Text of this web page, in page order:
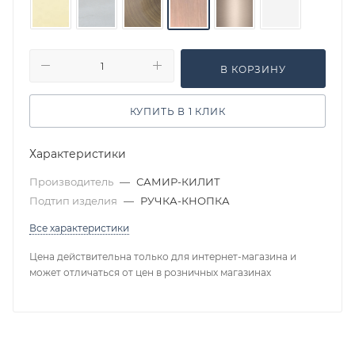
В КОРЗИНУ
КУПИТЬ В 1 КЛИК
Характеристики
Производитель — САМИР-КИЛИТ
Подтип изделия — РУЧКА-КНОПКА
Все характеристики
Цена действительна только для интернет-магазина и
может отличаться от цен в розничных магазинах